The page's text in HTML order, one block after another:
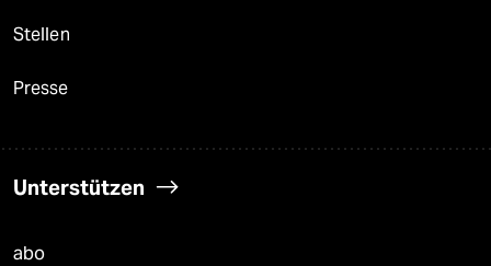
Stellen
Presse
Unterstützen
abo